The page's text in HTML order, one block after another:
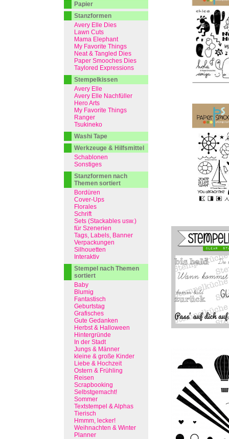
Papier
Stanzformen
Avery Elle Dies
Lawn Cuts
Mama Elephant
My Favorite Things
Neat & Tangled Dies
Paper Smooches Dies
Taylored Expressions
Stempelkissen
Avery Elle
Avery Elle Nachfüller
Hero Arts
My Favorite Things
Ranger
Tsukineko
Washi Tape
Werkzeuge & Hilfsmittel
Schablonen
Sonstiges
Stanzformen nach
Themen sortiert
Bordüren
Cover-Ups
Florales
Schrift
Sets (Stackables usw.)
für Szenerien
Tags, Labels, Banner
Verpackungen
Silhouetten
Interaktiv
Stempel nach Themen
sortiert
Baby
Blumig
Fantastisch
Geburtstag
Grafisches
Gute Gedanken
Herbst & Halloween
Hintergründe
In der Stadt
Jungs & Männer
kleine & große Kinder
Liebe & Hochzeit
Ostern & Frühling
Reisen
Scrapbooking
Selbstgemacht!
Sommer
Textstempel & Alphas
Tierisch
Hmmm, lecker!
Weihnachten & Winter
Planner